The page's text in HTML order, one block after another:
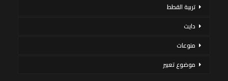
تربية القطط
دايت
منوعات
موضوع تعبير